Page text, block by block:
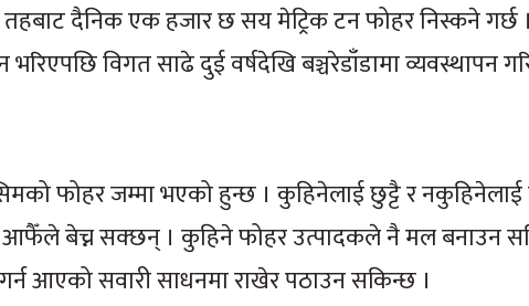
तहबाट दैनिक एक हजार छ सय मेट्रिक टन फोहर निस्कने
विगत साढे दुई वर्षदेखि बञ्चरेडाँडामा व्यवस्थापन
फोहर जम्मा भएको हुन्छ । कुहिनेलाई छुट्टै र नकुहिनेलाई
आफैँले बेच्न सक्छन् । कुहिने फोहर उत्पादकले नै मल बनाउन
आएको सवारी साधनमा राखेर पठाउन सकिन्छ ।